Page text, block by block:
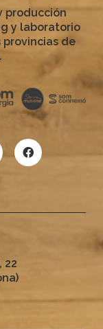
producción
y laboratorio
provincias de
22